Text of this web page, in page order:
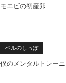
モエビの初産卵
ベルのしっぽ
僕のメンタルトレー